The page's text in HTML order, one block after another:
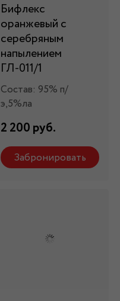
Бифлекс
оранжевый с
серебряным
напылением
ГЛ-011/1
Состав: 95% п/
э,5%ла
2 200 руб.
Забронировать